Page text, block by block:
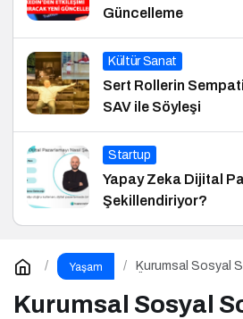
Güncelleme
Kültür Sanat
Sert Rollerin
SAV ile Söyleşi
Startup
Yapay Zeka Dijital
Şekillendiriyor?
Yaşam
Kurumsal Sosyal
Nasıl Yapılır?
Kurumsal Sosyal